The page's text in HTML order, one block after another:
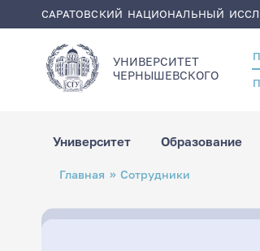
САРАТОВСКИЙ НАЦИОНАЛЬНЫЙ
УНИВЕРСИТЕТ
ЧЕРНЫШЕВСКОГO
Университет Образование
Строка
навигации
Главная Сотрудники